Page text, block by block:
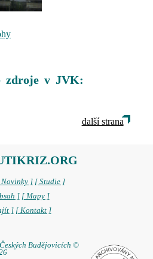
zdroje v JVK:
další strana
Novinky ] [ Studie ]
] [ Mapy ]
] [ Kontakt ]
Budějovicích ©